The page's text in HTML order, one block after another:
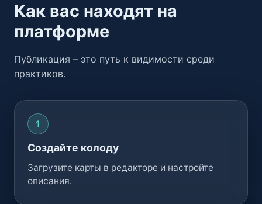
Как вас находят на
платформе
Публикация – это путь к видимости среди
практиков.
Создайте колоду
Загрузите карты в редакторе и настройте
описания.